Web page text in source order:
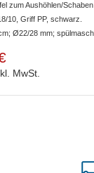
zum Aushöhlen/
10, Griff PP, schwarz.
cm; Ø22/28 mm;
MwSt.